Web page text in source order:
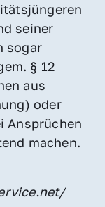
seiner
sogar
§ 12
aus
oder
Ansprüchen
machen.